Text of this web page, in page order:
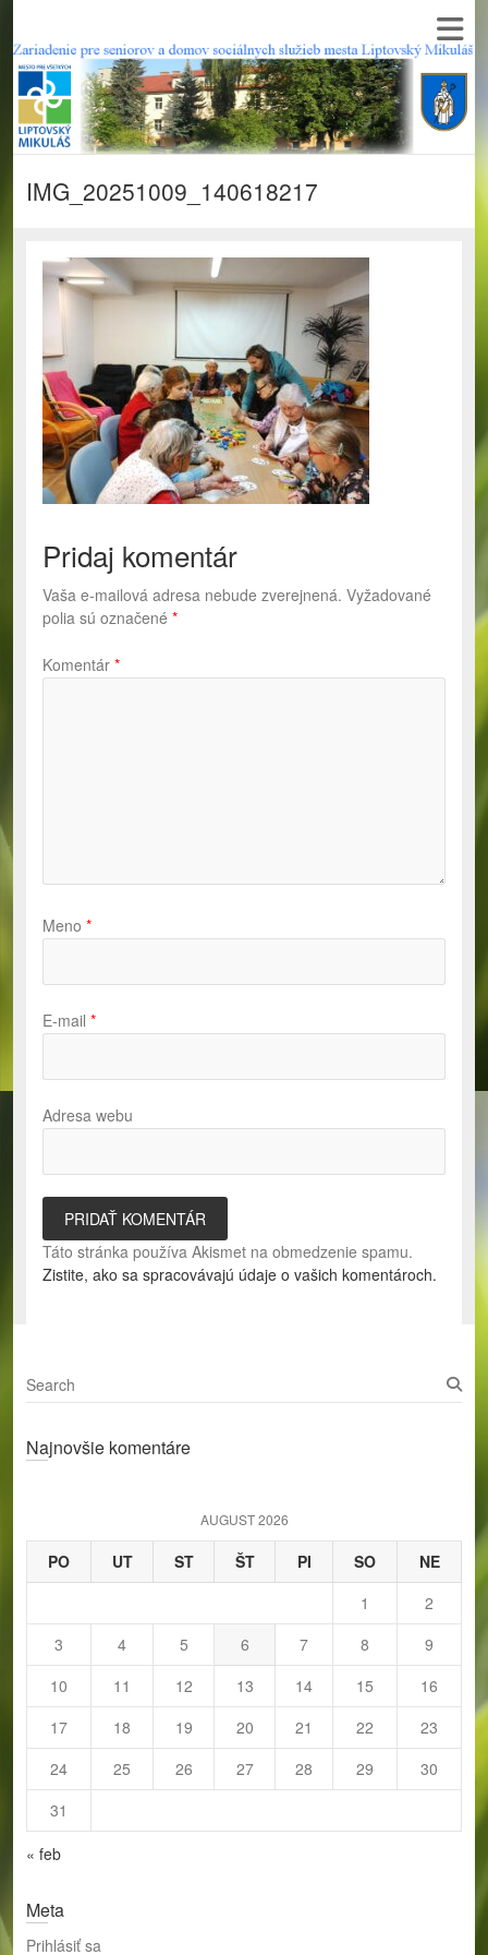
IMG_20251009_140618217
Pridaj komentár
Vaša e-mailová adresa nebude zverejnená. Vyžadované
polia sú označené *
Komentár *
Meno *
E-mail *
Adresa webu
Táto stránka používa Akismet na obmedzenie spamu.
Zistite, ako sa spracovávajú údaje o vašich komentároch.
S
e
rNajnovšie komentáre
AUGUST 2026
PO UT ST ŠT PI SO
NE
1
2
3
4 5 6 7 8
9
10
11 12 13 14 15
16
17
18 19 20 21 22
23
24
25 26 27 28 29
30
31
« feb
Meta
Prihlásiť sa